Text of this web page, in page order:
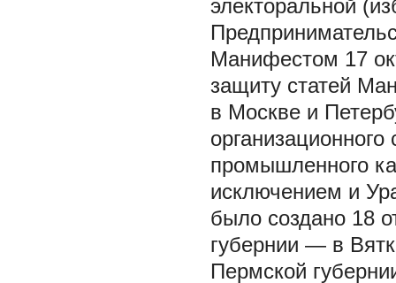
электоральной
Манифестом 17
защиту статей
в Москве и
промышленного
исключением и
было создано 18
губернии — в
Пермской